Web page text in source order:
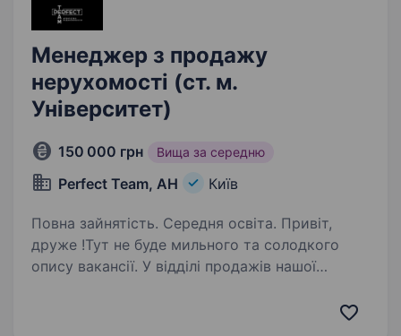
Менеджер з продажу
нерухомості (ст. м.
Університет)
150 000 грн Вища за середню
Perfect Team, АН Київ
Повна зайнятість. Середня освіта. Привіт,
друже !Тут не буде мильного та солодкого
опису вакансії. У відділі продажів нашої